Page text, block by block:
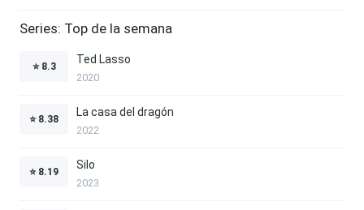
Series: Top de la semana
⭐ 8.3
Ted Lasso
2020
⭐ 8.38
La casa del dragón
2022
⭐ 8.19
Silo
2023